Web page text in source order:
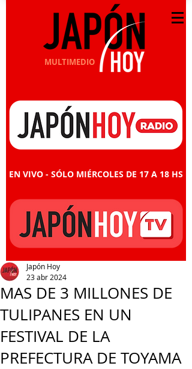
MULTIMEDIO
EN VIVO - SÓLO MIÉRCOLES DE 17 A 18 HS
MAS DE 3 MILLONES DE
TULIPANES EN UN
FESTIVAL DE LA
PREFECTURA DE TOYAMA
Japón Hoy
23 abr 2024